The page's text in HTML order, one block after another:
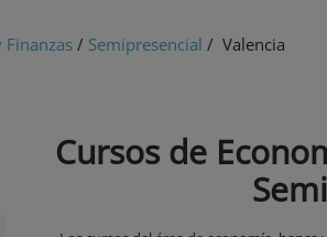
Finanzas / Semipresencial / Valencia
Cursos de